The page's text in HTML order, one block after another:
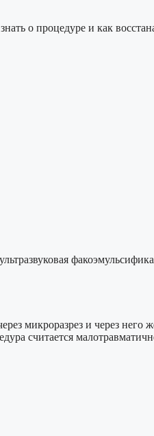
о процедуре и как
микроразрез и через него
считается